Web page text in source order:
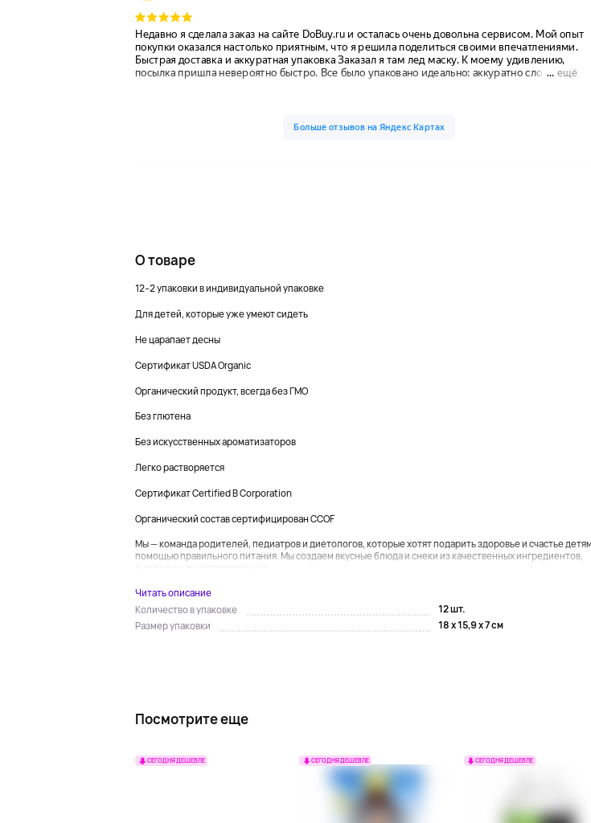
О товаре
12–2 упаковки в индивидуальной упаковке
Для детей, которые уже умеют сидеть
Не царапает десны
Сертификат USDA Organic
Органический продукт, всегда без ГМО
Без глютена
Без искусственных ароматизаторов
Легко растворяется
Сертификат Certified B Corporation
Органический состав сертифицирован CCOF
Мы — команда родителей, педиатров и диетологов, которые хотят подарить здоровье и счастье
помощью правильного питания. Мы создаем вкусные блюда и снеки из качественных ингредиентов,
Читать описание
Количество в упаковке
12 шт.
Размер упаковки
18 x 15,9 x 7 см
Посмотрите еще
СЕГОДНЯ ДЕШЕВЛЕ СЕГОДНЯ ДЕШЕВЛЕ СЕГОДНЯ ДЕШЕВЛЕ